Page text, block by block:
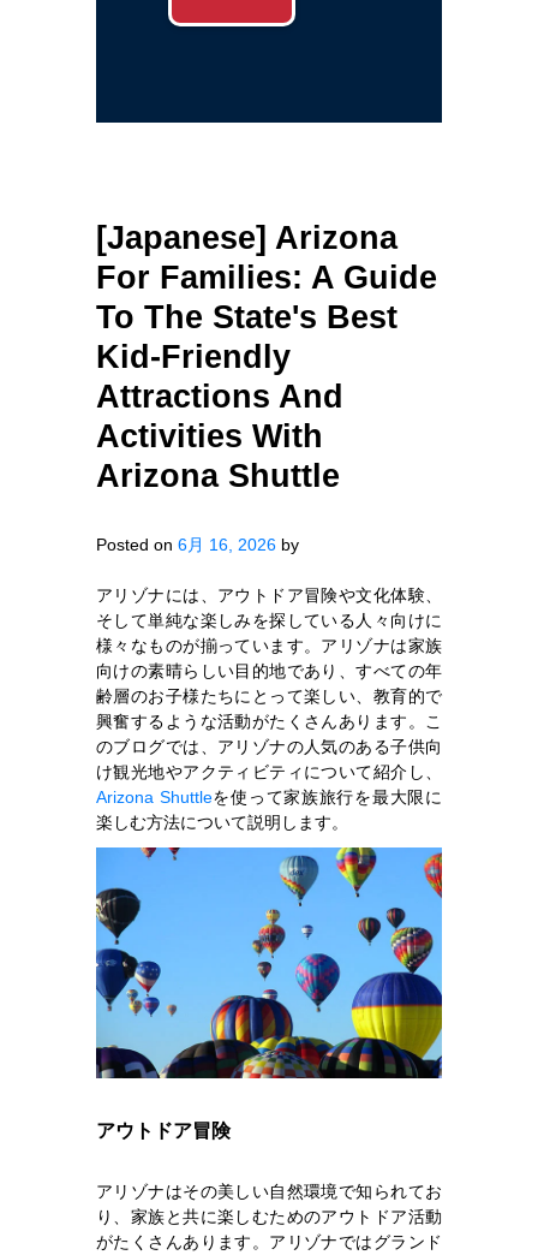
[Japanese] Arizona
For Families: A Guide
To The State's Best
Kid-Friendly
Attractions And
Activities With
Arizona Shuttle
Posted on 6月 16, 2026 by
アリゾナには、アウトドア冒険や文化体験、
そして単純な楽しみを探している人々向けに
様々なものが揃っています。アリゾナは家族
向けの素晴らしい目的地であり、すべての年
齢層のお子様たちにとって楽しい、教育的で
興奮するような活動がたくさんあります。こ
のブログでは、アリゾナの人気のある子供向
け観光地やアクティビティについて紹介し、
Arizona Shuttleを使って家族旅行を最大限に
楽しむ方法について説明します。
アウトドア冒険
アリゾナはその美しい自然環境で知られてお
り、家族と共に楽しむためのアウトドア活動
がたくさんあります。アリゾナではグランド